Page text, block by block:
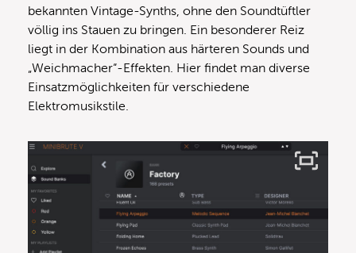
bekannten Vintage-Synths, ohne den Soundtüftler
völlig ins Stauen zu bringen. Ein besonderer Reiz
liegt in der Kombination aus härteren Sounds und
„Weichmacher“-Effekten. Hier findet man diverse
Einsatzmöglichkeiten für verschiedene
Elektromusikstile.